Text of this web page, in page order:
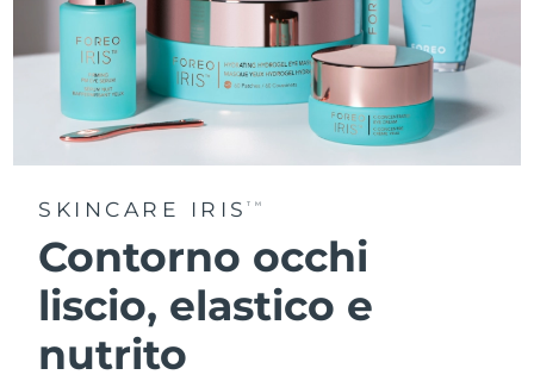
SKINCARE IRISTM
Contorno occhi
liscio, elastico e
nutrito